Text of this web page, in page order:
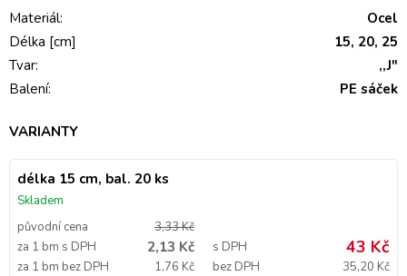
Materiál:
Ocel
Délka [cm]
15, 20, 25
Tvar:
,,J"
Balení:
PE sáček
VARIANTY
délka 15 cm, bal. 20 ks
Skladem
původní cena
3,33 Kč
za 1 bm s DPH
2,13 Kč
za 1 bm bez DPH
1,76 Kč
s DPH 43 Kč
bez DPH 35,20 Kč